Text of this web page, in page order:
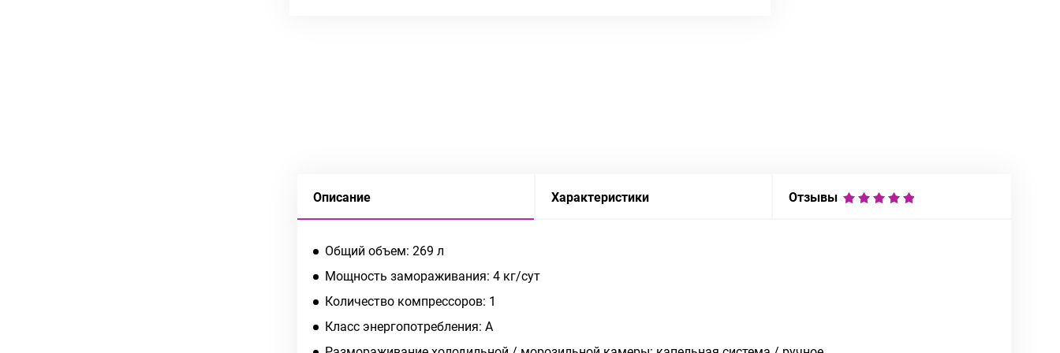
Описание Характеристики Отзывы
Общий объем: 269 л
Мощность замораживания: 4 кг/сут
Количество компрессоров: 1
Класс энергопотребления: A